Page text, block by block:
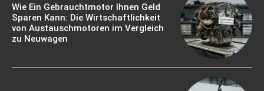
Wie Ein Gebrauchtmotor Ihnen Geld
Sparen Kann: Die Wirtschaftlichkeit
von Austauschmotoren im Vergleich
zu Neuwagen